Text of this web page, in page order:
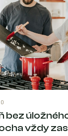
bez
vždy